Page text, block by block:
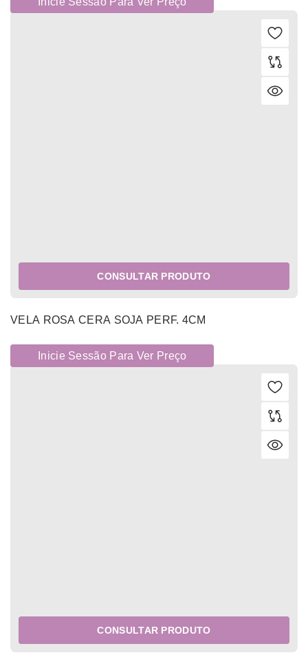
CONSULTAR PRODUTO
VELA ROSA CERA SOJA PERF. 4CM
Inicie Sessão Para Ver Preço
CONSULTAR PRODUTO